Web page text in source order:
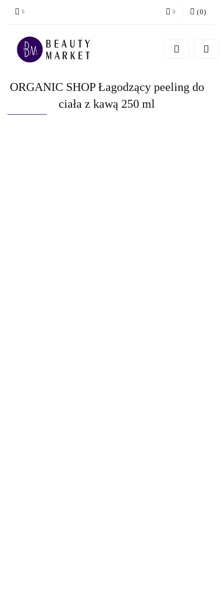
Zarejestruj się
(0)
ORGANIC SHOP Łagodzący peeling do
ciała z kawą 250 ml